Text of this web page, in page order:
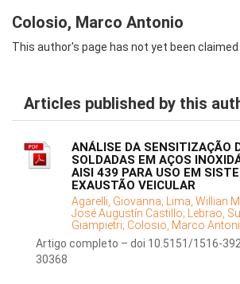
Colosio, Marco Antonio
This author's page has not yet been claimed
Articles published by this
ANÁLISE DA SENSITIZAÇÃO
SOLDADAS EM AÇOS
AISI 439 PARA USO EM
EXAUSTÃO VEICULAR
Agarelli, Giovanna; Lima, Willian
José Augustín Castillo; Lebrao,
Giampietri; Colosio, Marco
Artigo completo – doi 10.5151/1516-
30368